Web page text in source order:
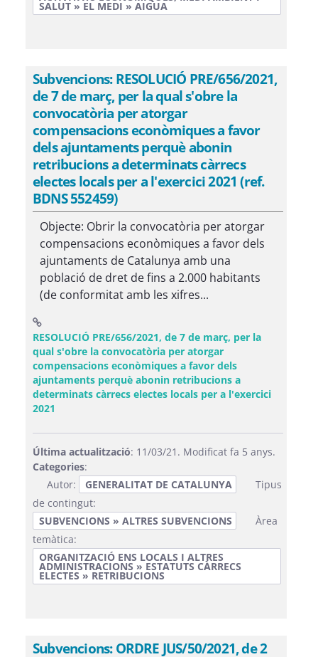
SALUT » EL MEDI » AIGUA
Subvencions: RESOLUCIÓ PRE/656/2021,
de 7 de març, per la qual s'obre la
convocatòria per atorgar
compensacions econòmiques a favor
dels ajuntaments perquè abonin
retribucions a determinats càrrecs
electes locals per a l'exercici 2021 (ref.
BDNS 552459)
Objecte: Obrir la convocatòria per atorgar
compensacions econòmiques a favor dels
ajuntaments de Catalunya amb una
població de dret de fins a 2.000 habitants
(de conformitat amb les xifres...
RESOLUCIÓ PRE/656/2021, de 7 de març, per la
qual s'obre la convocatòria per atorgar
compensacions econòmiques a favor dels
ajuntaments perquè abonin retribucions a
determinats càrrecs electes locals per a l'exercici
2021
Última actualització: 11/03/21. Modificat fa 5 anys.
Categories:
Autor:
GENERALITAT DE CATALUNYA
Tipus
de contingut:
SUBVENCIONS » ALTRES SUBVENCIONS
Àrea
temàtica:
ORGANITZACIÓ ENS LOCALS I ALTRES
ADMINISTRACIONS » ESTATUTS CÀRRECS
ELECTES » RETRIBUCIONS
Subvencions: ORDRE JUS/50/2021, de 2